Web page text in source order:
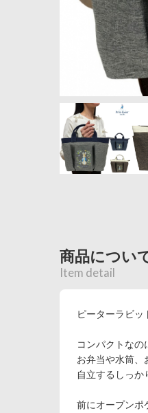
商品につい
Item detail
ピーターラビッ
コンパクトな
お弁当や水筒、
自立するしっか
前にオープンポ